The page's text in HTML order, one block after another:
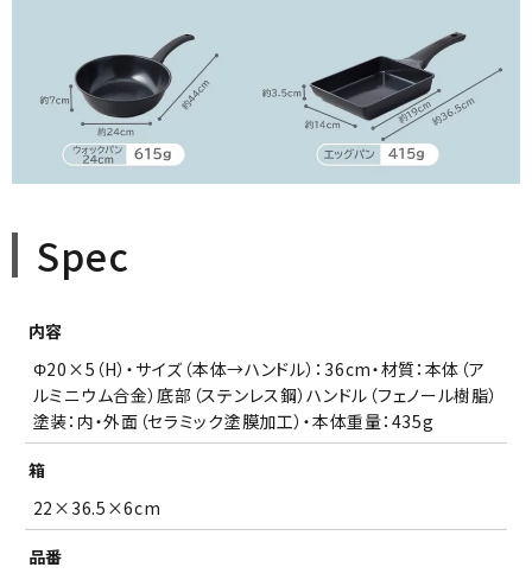
Spec
内容
Φ20×5（H）・サイズ（本体→ハンドル）：36cm・材質：本体（ア
ルミニウム合金）底部（ステンレス鋼）ハンドル（フェノール樹脂）
塗装：内・外面（セラミック塗膜加工）・本体重量：435g
箱
22×36.5×6cm
品番